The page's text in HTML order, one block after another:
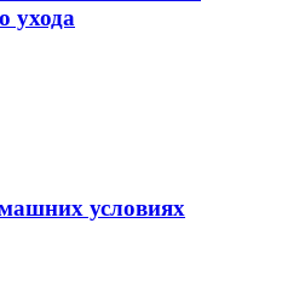
ухода
условиях